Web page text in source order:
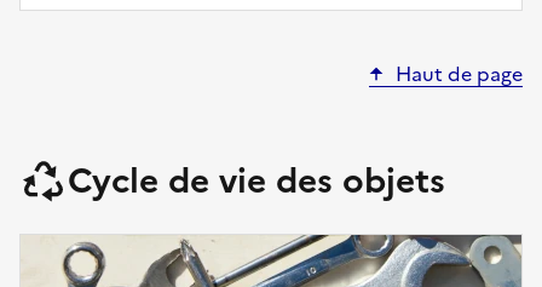
Haut de page
Cycle de vie des objets